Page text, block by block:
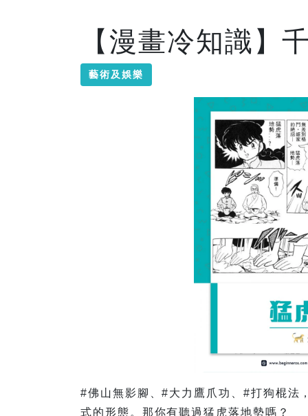
【漫畫冷知識】
藝術及娛樂
#佛山無影腳、#大力鷹爪功、#打狗棍法
式的形態。那你有聽過猛虎落地勢嗎？